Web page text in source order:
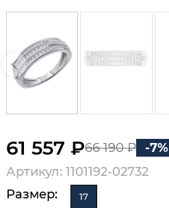
61 557 ₽66 190 ₽
-7%
Артикул: 1101192-02732
Размер:
17